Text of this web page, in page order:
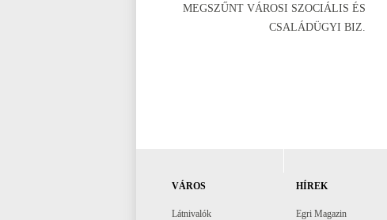
MEGSZŰNT VÁROSI SZOCIÁLIS ÉS
CSALÁDÜGYI BIZ.
VÁROS
Látnivalók
HÍREK
Egri Magazin